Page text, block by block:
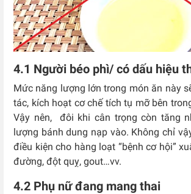
4.1 Người béo phì/ có dấu hiệu
Mức năng lượng lớn trong món ăn này
tác, kích hoạt cơ chế tích tụ mỡ bên
Vậy nên, đôi khi cân trọng còn tăng
lượng bánh dung nạp vào. Không chỉ
điều kiện cho hàng loạt “bệnh cơ hội”
đường, đột quỵ, gout…vv.
4.2 Phụ nữ đang mang thai